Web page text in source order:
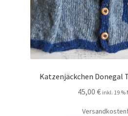
Katzenjäckchen Donegal
45,00 € inkl. 19 %